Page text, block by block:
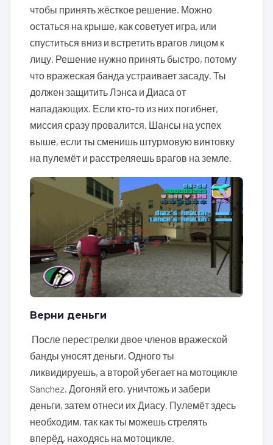
чтобы принять жёсткое решение. Можно
остаться на крыше, как советует игра, или
спуститься вниз и встретить врагов лицом к
лицу. Решение нужно принять быстро, потому
что вражеская банда устраивает засаду. Ты
должен защитить Лэнса и Диаса от
нападающих. Если кто-то из них погибнет,
миссия сразу провалится. Шансы на успех
выше, если ты сменишь штурмовую винтовку
на пулемёт и расстреляешь врагов на земле.
Верни деньги
После перестрелки двое членов вражеской
банды уносят деньги. Одного ты
ликвидируешь, а второй убегает на мотоцикле
Sanchez. Догоняй его, уничтожь и забери
деньги, затем отнеси их Диасу. Пулемёт здесь
необходим, так как ты можешь стрелять
вперёд, находясь на мотоцикле.